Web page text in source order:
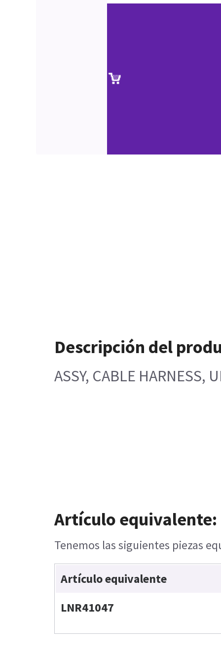
Descripción del
ASSY, CABLE HARNESS,
Artículo equivalente:
Tenemos las siguientes piezas
Artículo equivalente
LNR41047